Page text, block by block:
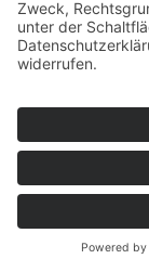
Linkedin